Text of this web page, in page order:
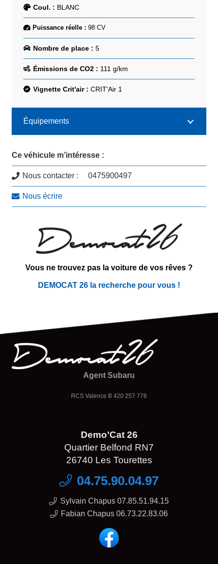
Coul. : BLANC
Puissance réelle :98 CV
Nombre de place : 5
Émissions de CO2 : 111g/km
Vignette Crit'air : CRIT'Air 1
Équipements
Ce véhicule m’intéresse :
Nous contacter : 0475900497
Nous écrire
Vous ne trouvez pas la voiture de vos rêves ?
DEMOCAT 26 la recherche pour vous !
Agent Subaru
RCS Valence B 420 257 776
Demo’Cat 26
Quartier Belfond RN7
26740 Les Tourettes
04.75.90.04.97
Sylvain Chapus 07.85.51.94.15
Fabian Chapus 06.73.22.83.06